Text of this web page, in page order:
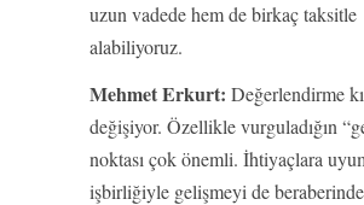
uzun vadede hem de birkaç taksitle
alabiliyoruz.
Mehmet Erkurt: Değerlendirme
değişiyor. Özellikle vurguladığın
noktası çok önemli. İhtiyaçlara
işbirliğiyle gelişmeyi de